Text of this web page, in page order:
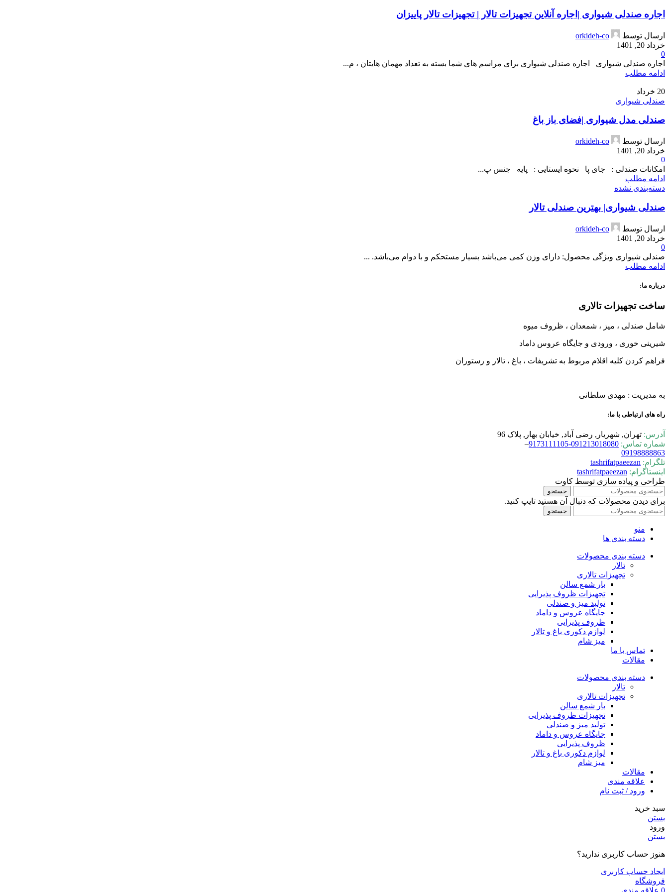
اجاره صندلی شیواری |اجاره آنلاین تجهیزات تالار | تجهیزات تالار پاییزان
ارسال توسط
orkideh-co
خرداد 20, 1401
0
اجاره صندلی شیواری اجاره صندلی شیواری برای مراسم های شما بسته به تعداد مهمان هایتان ، م...
ادامه مطلب
20 خرداد
صندلی شیواری
صندلی مدل شیواری |فضای باز باغ
ارسال توسط
orkideh-co
خرداد 20, 1401
0
امکانات صندلی : جای پا نحوه ایستایی : پایه جنس پ...
ادامه مطلب
دسته‌بندی نشده
صندلی شیواری| بهترین صندلی تالار
ارسال توسط
orkideh-co
خرداد 20, 1401
0
صندلی شیواری ویژگی محصول: دارای وزن کمی می‌باشد بسیار مستحکم و با دوام می‌باشد. ...
ادامه مطلب
درباره ما:
ساخت تجهیزات تالاری
شامل صندلی ، میز ، شمعدان ، ظروف میوه
شیرینی خوری ، ورودی و جایگاه عروس داماد
فراهم کردن کلیه اقلام مربوط به تشریفات ، باغ ، تالار و رستوران
به مدیریت : مهدی سلطانی
راه های ارتباطی با ما:
آدرس: تهران, شهریار, رضی آباد, خیابان بهار, پلاک 96
شماره تماس:
091213018080-9173111105
–
09198888863
تلگرام: tashrifatpaeezan
اینستاگرام: tashrifatpaeezan
طراحی و پیاده سازی توسط کاوت
جستجو
برای دیدن محصولات که دنبال آن هستید تایپ کنید.
جستجو
منو
دسته بندی ها
دسته بندی محصولات
تالار
تجهیزات تالاری
بار شمع سالن
تجهیزات ظروف پذیرایی
تولید میز و صندلی
جایگاه عروس و داماد
ظروف پذیرایی
لوازم دکوری باغ و تالار
میز شام
تماس با ما
مقالات
دسته بندی محصولات
تالار
تجهیزات تالاری
بار شمع سالن
تجهیزات ظروف پذیرایی
تولید میز و صندلی
جایگاه عروس و داماد
ظروف پذیرایی
لوازم دکوری باغ و تالار
میز شام
مقالات
علاقه مندی
ورود / ثبت نام
سبد خرید
بستن
ورود
بستن
هنوز حساب کاربری ندارید؟
ایجاد حساب کاربری
فروشگاه
0 علاقه مندی